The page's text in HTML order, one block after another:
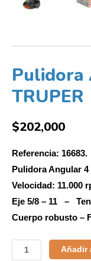
Pulidora
TRUPER
$202,000
Referencia:
Pulidora Angular 4
Velocidad: 11.000
Eje 5/8 – 11 –
Cuerpo robusto –
Añadir